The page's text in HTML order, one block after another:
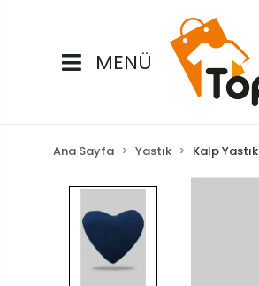
MENÜ
Ana Sayfa Yastık Kalp Yastık